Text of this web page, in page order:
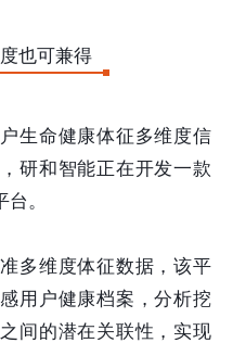
也可兼得
生命健康体征多维度信
研和智能正在开发一款
。
多维度体征数据，该平
用户健康档案，分析挖
间的潜在关联性，实现